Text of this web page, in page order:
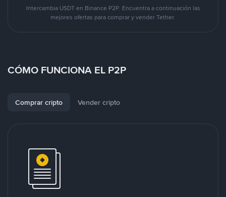
Intercambia USDT en Binance P2P. Encuentra a continuación las
mejores ofertas para comprar y vender Tether.
CÓMO FUNCIONA EL P2P
Comprar cripto Vender cripto